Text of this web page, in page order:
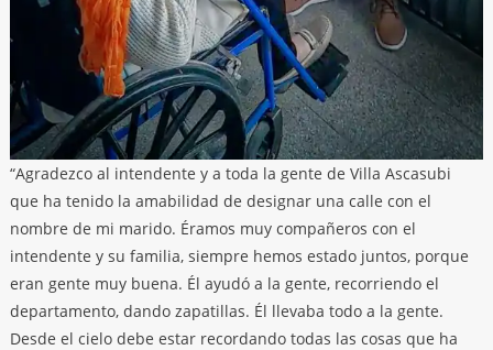
“Agradezco al intendente y a toda la gente de Villa Ascasubi
que ha tenido la amabilidad de designar una calle con el
nombre de mi marido. Éramos muy compañeros con el
intendente y su familia, siempre hemos estado juntos, porque
eran gente muy buena. Él ayudó a la gente, recorriendo el
departamento, dando zapatillas. Él llevaba todo a la gente.
Desde el cielo debe estar recordando todas las cosas que ha